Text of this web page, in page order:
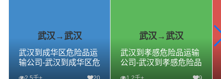
武汉→武汉
武汉到成华区危险品运
输公司-武汉到成华区危
武汉→武汉
武汉到孝感危险品运输
公司-武汉到孝感危险品